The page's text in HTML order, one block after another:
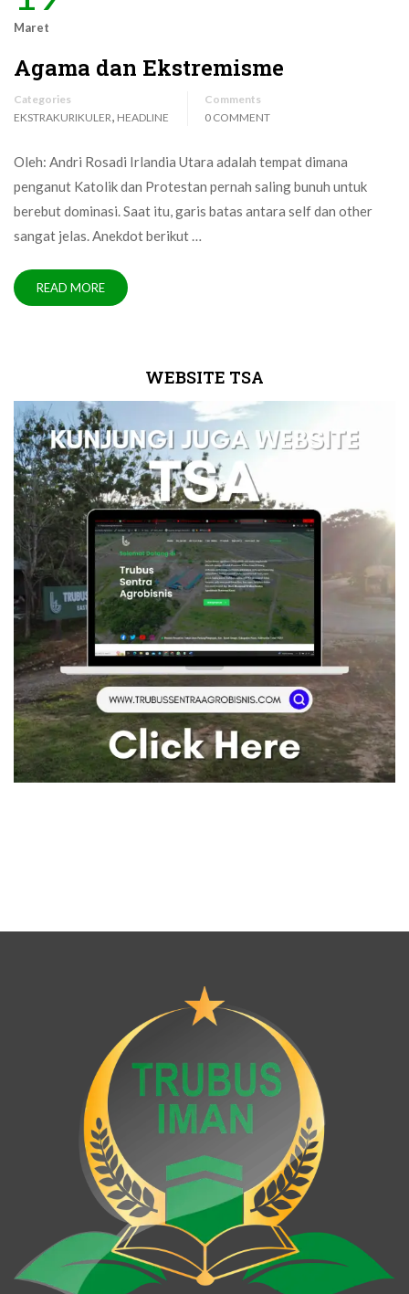
Maret
Agama dan Ekstremisme
Categories
EKSTRAKURIKULER HEADLINE
Comments
0 COMMENT
Oleh: Andri Rosadi Irlandia Utara adalah tempat dimana
penganut Katolik dan Protestan pernah saling bunuh untuk
berebut dominasi. Saat itu, garis batas antara self dan other
sangat jelas. Anekdot berikut …
READ MORE
WEBSITE TSA